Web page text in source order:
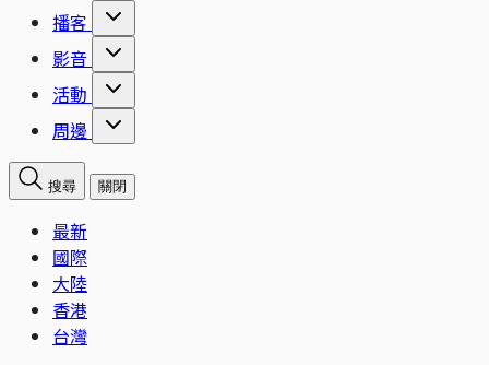
播客
影音
活動
周邊
搜尋 關閉
最新
國際
大陸
香港
台灣